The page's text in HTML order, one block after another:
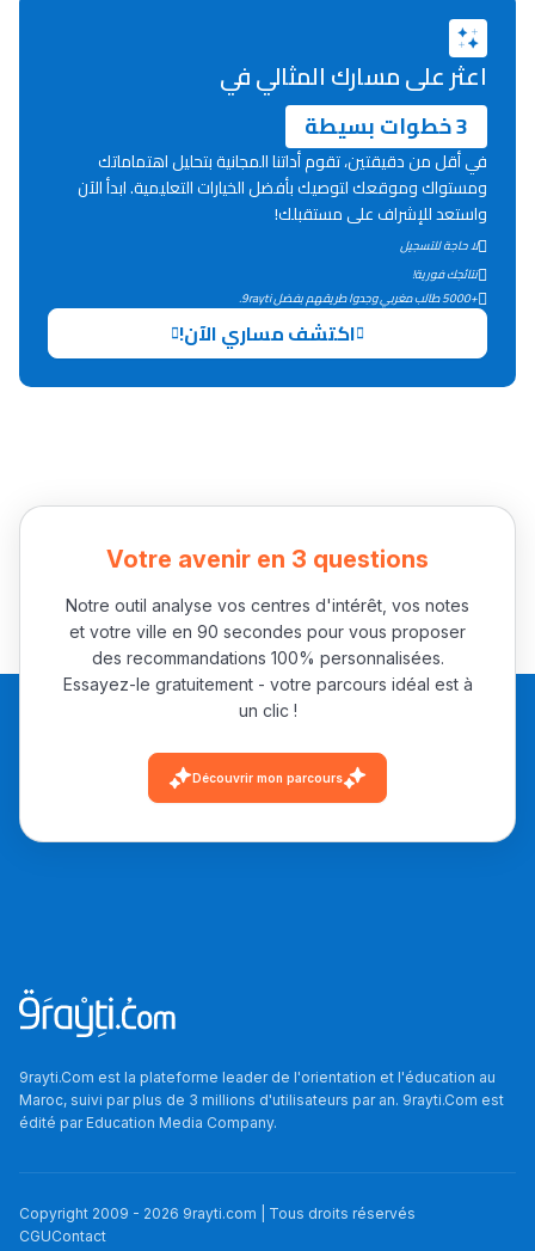
+ de 89 Interviews/Vidéos
دليل المهن
ما يزيد عن 149 مهنة
دليل التوجيه
التوجيه بالثانوي و الإعدادي
Ki Derti Liha
باش تقدر تساعد الناس
يلقاو التوازن من الدّاخل
ومن الخارج، بشرى
خطوة بخطوة - مترجم
القراية و الخدمة فمجال
تقويم البصر مع المختصّة
مريم الزواكي
2011 بدّلاتني بزّاف، مسار
إلياس أريدال، إطار
مهنة التّرجمة، العمل
التّطوّعي، التّشبيك و
اعثر على مسارك المثالي في
3 خطوات بسيطة
في أقل من دقيقتين، تقوم أداتنا المجانية بتحليل اهتماماتك
ومستواك وموقعك لتوصيك بأفضل الخيارات التعليمية. ابدأ الآن
واستعد للإشراف على مستقبلك!
لا حاجة للتسجيل
نتائجك فورية!
+5000 طالب مغربي وجدوا طريقهم بفضل 9rayti.
اكتشف مساري الآن!
Votre avenir en 3 questions
Notre outil analyse vos centres d'intérêt, vos notes
et votre ville en 90 secondes pour vous proposer
des recommandations 100% personnalisées.
Essayez-le gratuitement - votre parcours idéal est à
un clic !
Découvrir mon parcours
9rayti.Com est la plateforme leader de l'orientation et l'éducation au
Maroc, suivi par plus de 3 millions d'utilisateurs par an. 9rayti.Com est
édité parEducation Media Company.
Copyright 2009 - 2026 9rayti.com | Tous droits réservés
CGUContact